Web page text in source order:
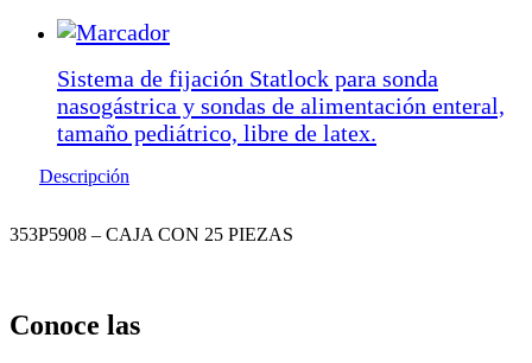
Sistema de fijación Statlock para sonda
nasogástrica y sondas de alimentación enteral,
tamaño pediátrico, libre de latex.
Descripción
353P5908 – CAJA CON 25 PIEZAS
Conoce las